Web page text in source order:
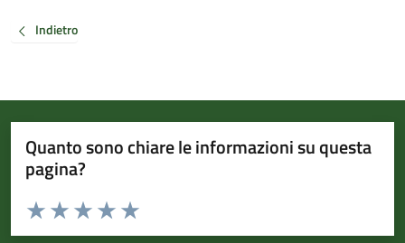
Indietro
Quanto sono chiare le informazioni su questa
pagina?
Valuta da 1 a 5 stelle la pagina
Valuta 5 stelle su 5
Valuta 4 stelle su 5
Valuta 3 stelle su 5
Valuta 2 stelle su 5
Valuta 1 stelle su 5